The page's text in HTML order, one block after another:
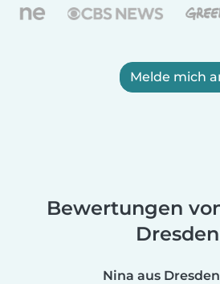
Melde mich
Bewertungen
Nina aus Dresden